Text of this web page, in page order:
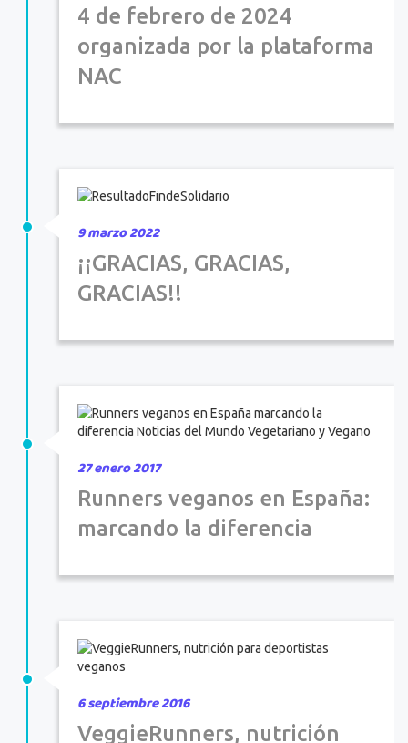
4 de febrero de 2024
organizada por la plataforma
NAC
9 marzo 2022
¡¡GRACIAS, GRACIAS,
GRACIAS!!
27 enero 2017
Runners veganos en España:
marcando la diferencia
6 septiembre 2016
VeggieRunners, nutrición